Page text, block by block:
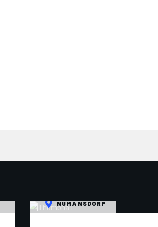
NUMANSDORP